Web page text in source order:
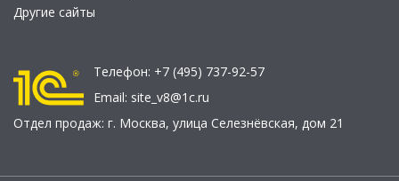
Другие сайты
Телефон: +7 (495) 737-92-57
Email: site_v8@1c.ru
Отдел продаж: г. Москва, улица Селезнёвская, дом 21